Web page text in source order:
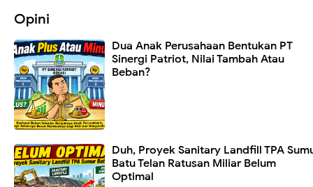
Opini
Dua Anak Perusahaan Bentukan PT
Sinergi Patriot, Nilai Tambah Atau
Beban?
Duh, Proyek Sanitary Landfill TPA
Batu Telan Ratusan Miliar Belum
Optimal